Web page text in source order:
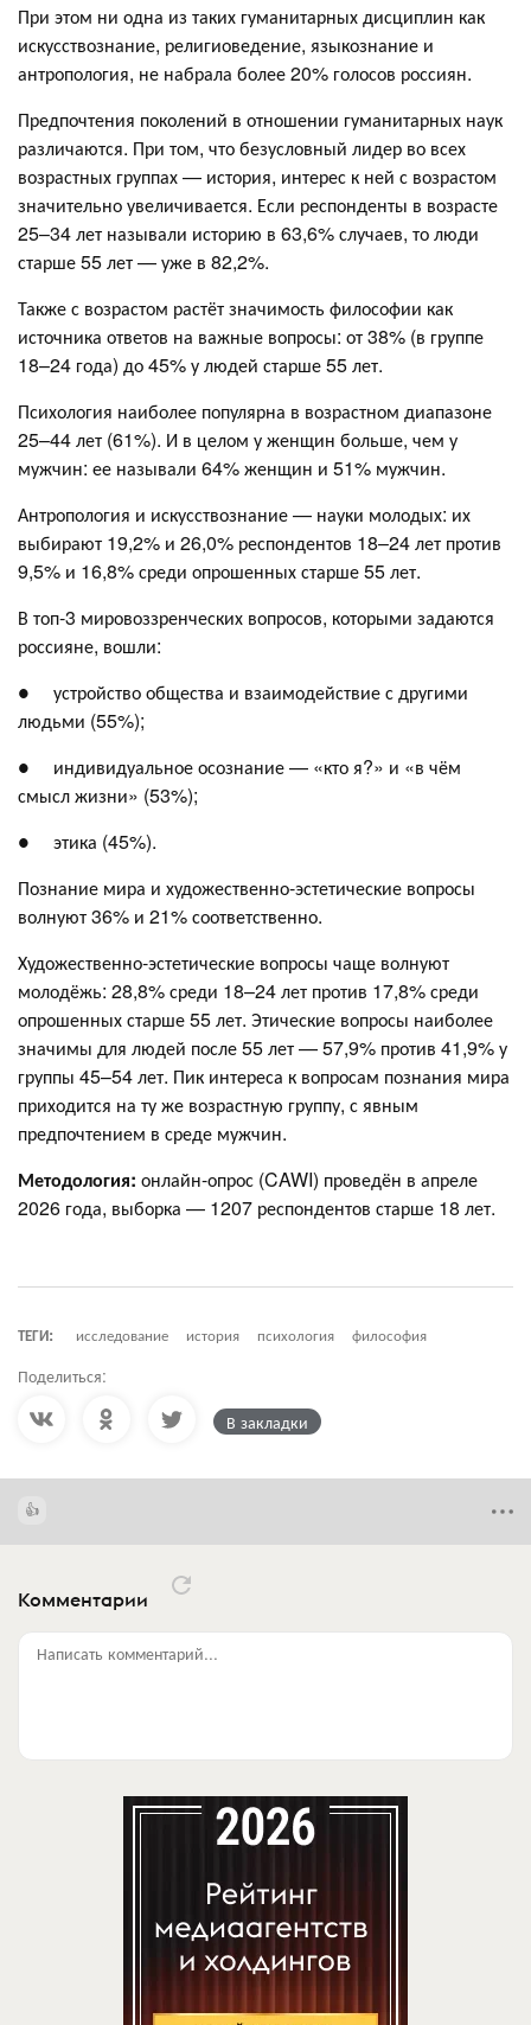
При этом ни одна из таких гуманитарных дисциплин как
искусствознание, религиоведение, языкознание и
антропология, не набрала более 20% голосов россиян.
Предпочтения поколений в отношении гуманитарных наук
различаются. При том, что безусловный лидер во всех
возрастных группах — история, интерес к ней с возрастом
значительно увеличивается. Если респонденты в возрасте
25–34 лет называли историю в 63,6% случаев, то люди
старше 55 лет — уже в 82,2%.
Также с возрастом растёт значимость философии как
источника ответов на важные вопросы: от 38% (в группе
18–24 года) до 45% у людей старше 55 лет.
Психология наиболее популярна в возрастном диапазоне
25–44 лет (61%). И в целом у женщин больше, чем у
мужчин: ее называли 64% женщин и 51% мужчин.
Антропология и искусствознание — науки молодых: их
выбирают 19,2% и 26,0% респондентов 18–24 лет против
9,5% и 16,8% среди опрошенных старше 55 лет.
В топ‑3 мировоззренческих вопросов, которыми задаются
россияне, вошли:
● устройство общества и взаимодействие с другими
людьми (55%);
● индивидуальное осознание — «кто я?» и «в чём
смысл жизни» (53%);
● этика (45%).
Познание мира и художественно‑эстетические вопросы
волнуют 36% и 21% соответственно.
Художественно‑эстетические вопросы чаще волнуют
молодёжь: 28,8% среди 18–24 лет против 17,8% среди
опрошенных старше 55 лет. Этические вопросы наиболее
значимы для людей после 55 лет — 57,9% против 41,9% у
группы 45–54 лет. Пик интереса к вопросам познания мира
приходится на ту же возрастную группу, с явным
предпочтением в среде мужчин.
Методология: онлайн-опрос (CAWI) проведён в апреле
2026 года, выборка — 1207 респондентов старше 18 лет.
ТЕГИ: исследование история психология философия
Поделиться:
В закладки
Комментарии
Написать комментарий...